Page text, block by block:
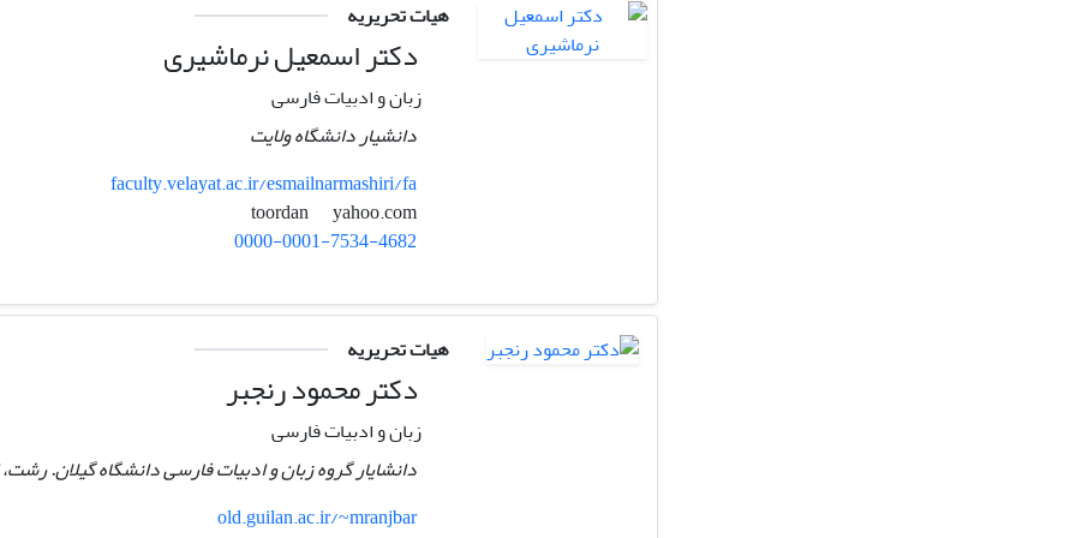
هیات تحریریه
دکتر اسمعیل نرماشیری
زبان و ادبیات فارسی
دانشیار دانشگاه ولایت
faculty.velayat.ac.ir/esmailnarmashiri/fa
yahoo.com
0000-0001-7534-4682
هیات تحریریه
دکتر محمود رنجبر
زبان و ادبیات فارسی
دانشایار گروه زبان و ادبیات فارسی دانشگاه گیلان. رشت،
old.guilan.ac.ir/~mranjbar